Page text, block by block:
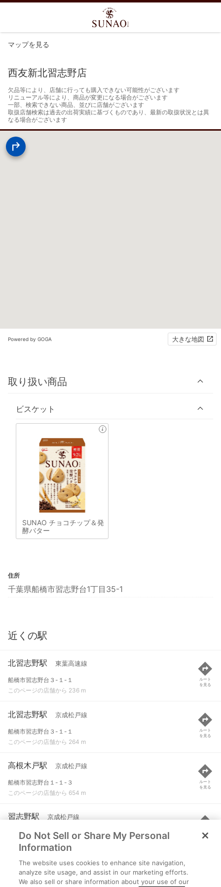
マップを見る
西友新北習志野店
欠品等により、店舗に行っても購入できない可能性がございます
リニューアル等により、商品が変更になる場合がございます
一部、検索できない商品、並びに店舗がございます
取扱店舗検索は過去の出荷実績に基づくものであり、最新の取扱状況とは異
なる場合がございます
Powered by GOGA 大きな地図
取り扱い商品
ビスケット
SUNAO チョコチップ＆発
酵バター
住所
千葉県船橋市習志野台1丁目35-1
近くの駅
北習志野駅 東葉高速線
船橋市習志野台３-１-１
このページの店舗から 236 m
ルート
を見る
北習志野駅 京成松戸線
船橋市習志野台３-１-１
このページの店舗から 264 m
ルート
を見る
高根木戸駅 京成松戸線
船橋市習志野台１-１-３
このページの店舗から 654 m
ルート
を見る
習志野駅 京成松戸線
船橋市習志野台４-１-９
このページの店舗から 928 m
ルート
を見る
高根公団駅
船橋市高根台１-６-１
Do Not Sell or Share My Personal
Information
The website uses cookies to enhance site navigation,
analyze site usage, and assist in our marketing efforts.
We also sell or share information about your use of our